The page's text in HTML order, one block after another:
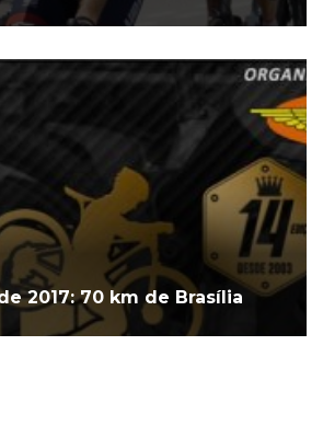
2017: 70 km de Brasília